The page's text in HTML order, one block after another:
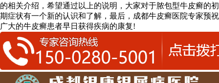
的相关介绍，希望通过以上的说明，大家对于脓包型牛皮癣的初
期症状有一个新的认识和了解，最后，成都牛皮癣医院专家预祝
广大的牛皮癣患者早日获得疾病的康复!